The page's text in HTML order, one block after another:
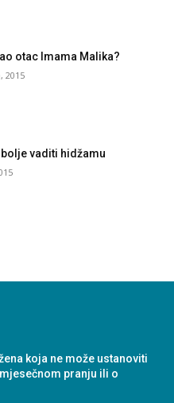
otac Imama Malika?
2015
vaditi hidžamu
koja ne može ustanoviti
pranju ili o